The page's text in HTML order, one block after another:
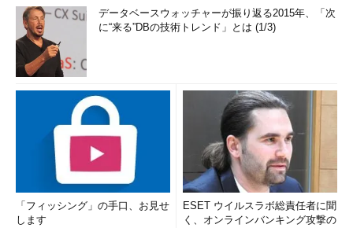
データベースウォッチャーが振り返る2015年、「次
に“来る”DBの技術トレンド」とは (1/3)
「フィッシング」の手口、お見せ
します
ESET ウイルスラボ総責任者に聞
く、オンラインバンキング攻撃の